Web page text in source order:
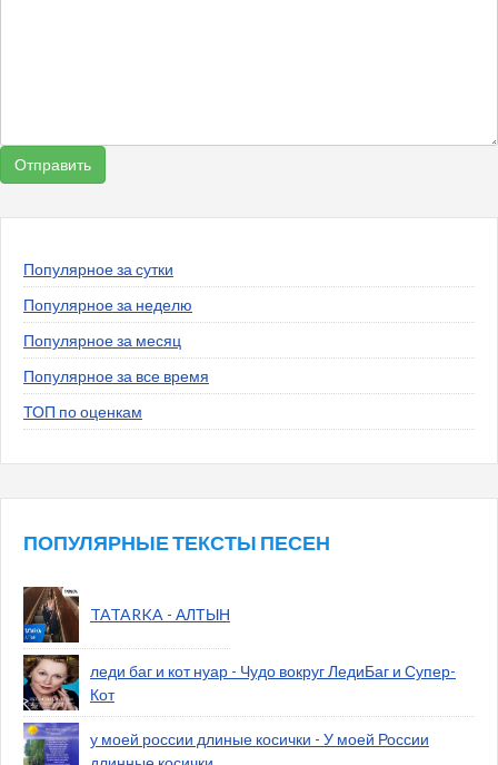
Популярное за сутки
Популярное за неделю
Популярное за месяц
Популярное за все время
ТОП по оценкам
ПОПУЛЯРНЫЕ ТЕКСТЫ ПЕСЕН
TATARKA - АЛТЫН
леди баг и кот нуар - Чудо вокруг ЛедиБаг и Супер-
Кот
у моей россии длиные косички - У моей России